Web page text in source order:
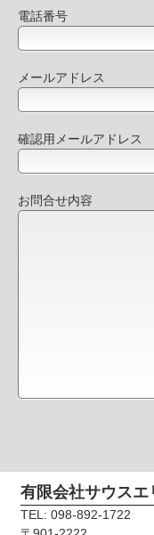
電話番号
メールアドレス
確認用メールアドレス
お問合せ内容
有限会社サウスエ
TEL: 098-892-1722